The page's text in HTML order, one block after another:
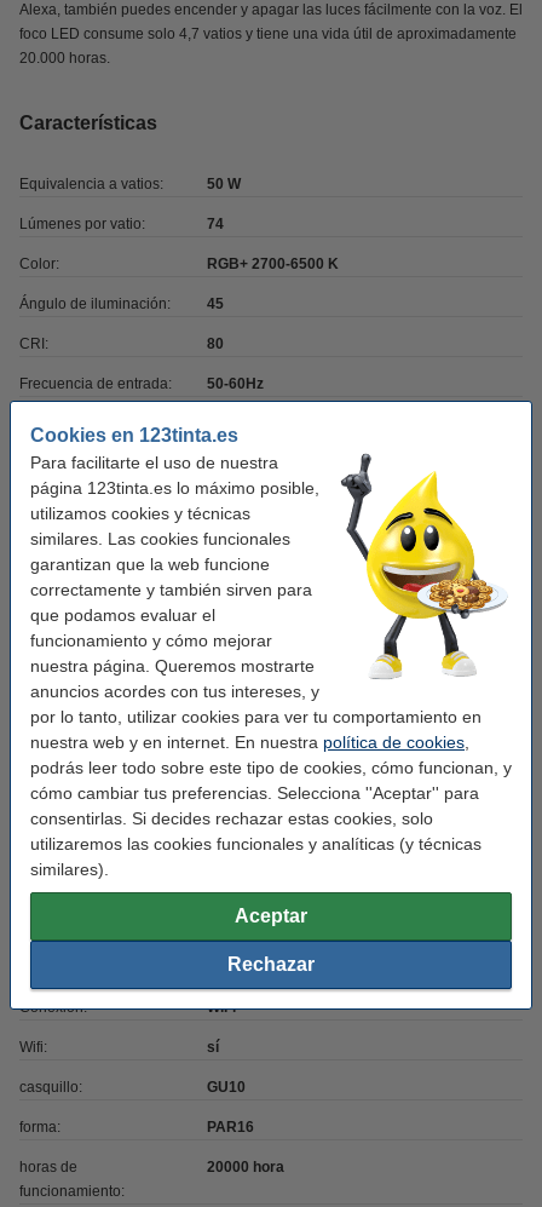
Cookies en 123tinta.es
Para facilitarte el uso de nuestra
página 123tinta.es lo máximo posible,
utilizamos cookies y técnicas
similares. Las cookies funcionales
garantizan que la web funcione
correctamente y también sirven para
que podamos evaluar el
funcionamiento y cómo mejorar
nuestra página. Queremos mostrarte
anuncios acordes con tus intereses, y
por lo tanto, utilizar cookies para ver tu comportamiento en
nuestra web y en internet. En nuestra política de cookies
podrás leer todo sobre este tipo de cookies, cómo funcionan, y
cómo cambiar tus preferencias. Selecciona ''Aceptar'' para
consentirlas. Si decides rechazar estas cookies, solo
utilizaremos las cookies funcionales y analíticas (y técnicas
similares).
Aceptar
Rechazar
Alexa, también puedes encender y apagar las luces fácilmente con la voz. El
foco LED consume solo 4,7 vatios y tiene una vida útil de aproximadamente
20.000 horas.
Características
Equivalencia a vatios: 50 W
Lúmenes por vatio: 74
Color: RGB+ 2700-6500 K
Ángulo de iluminación: 45
CRI: 80
Frecuencia de entrada: 50-60Hz
Temperatura de
Marca: Osram
Foco inteligente GU10
Color: plata
54 x 50 x 50 x 50 mm
Potencia lumínica: 350 lumen
Garantía: 3 años
Nivel seguridad: IP20
Cantidad: 1 unidad
Voltaje: 230
RGB+CCT
Conexión: WiFi
Wifi: sí
casquillo: GU10
forma: PAR16
horas de
funcionamiento:
20000 hora